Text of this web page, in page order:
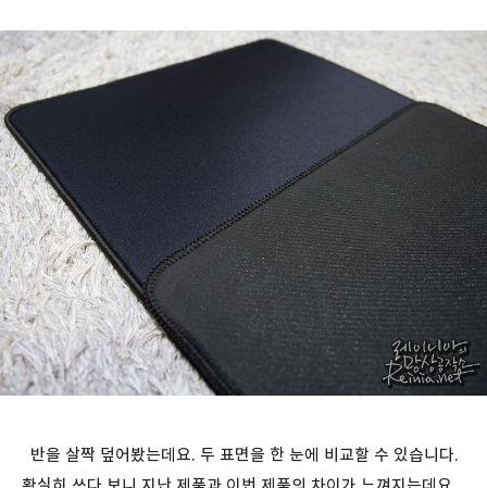
반을 살짝 덮어봤는데요. 두 표면을 한 눈에 비교할 수 있습니다.